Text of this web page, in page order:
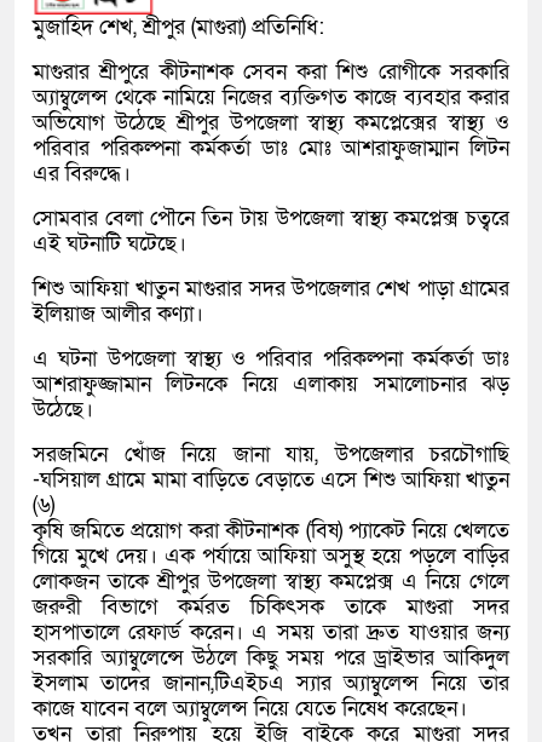
মুজাহিদ শেখ, শ্রীপুর (মাগুরা) প্রতিনিধি:
মাগুরার শ্রীপুরে কীটনাশক সেবন করা শিশু রোগীকে সরকারি
অ্যাম্বুলেন্স থেকে নামিয়ে নিজের ব্যক্তিগত কাজে ব্যবহার করার
অভিযোগ উঠেছে শ্রীপুর উপজেলা স্বাস্থ্য কমপ্লেক্সের স্বাস্থ্য ও
পরিবার পরিকল্পনা কর্মকর্তা ডাঃ মোঃ আশরাফুজাম্মান লিটন
এর বিরুদ্ধে।
সোমবার বেলা পৌনে তিন টায় উপজেলা স্বাস্থ্য কমপ্লেক্স চত্বরে
এই ঘটনাটি ঘটেছে।
শিশু আফিয়া খাতুন মাগুরার সদর উপজেলার শেখ পাড়া গ্রামের
ইলিয়াজ আলীর কণ্যা।
এ ঘটনা উপজেলা স্বাস্থ্য ও পরিবার পরিকল্পনা কর্মকর্তা ডাঃ
আশরাফুজ্জামান লিটনকে নিয়ে এলাকায় সমালোচনার ঝড়
উঠেছে।
সরজমিনে খোঁজ নিয়ে জানা যায়, উপজেলার চরচৌগাছি
-ঘসিয়াল গ্রামে মামা বাড়িতে বেড়াতে এসে শিশু আফিয়া খাতুন
(৬)
কৃষি জমিতে প্রয়োগ করা কীটনাশক (বিষ) প্যাকেট নিয়ে খেলতে
গিয়ে মুখে দেয়। এক পর্যায়ে আফিয়া অসুস্থ হয়ে পড়লে বাড়ির
লোকজন তাকে শ্রীপুর উপজেলা স্বাস্থ্য কমপ্লেক্স এ নিয়ে গেলে
জরুরী বিভাগে কর্মরত চিকিৎসক তাকে মাগুরা সদর
হাসপাতালে রেফার্ড করেন। এ সময় তারা দ্রুত যাওয়ার জন্য
সরকারি অ্যাম্বুলেন্সে উঠলে কিছু সময় পরে ড্রাইভার আকিদুল
ইসলাম তাদের জানান,টিএইচএ স্যার অ্যাম্বুলেন্স নিয়ে তার
কাজে যাবেন বলে অ্যাম্বুলেন্স নিয়ে যেতে নিষেধ করেছেন।
তখন তারা নিরুপায় হয়ে ইজি বাইকে করে মাগুরা সদর